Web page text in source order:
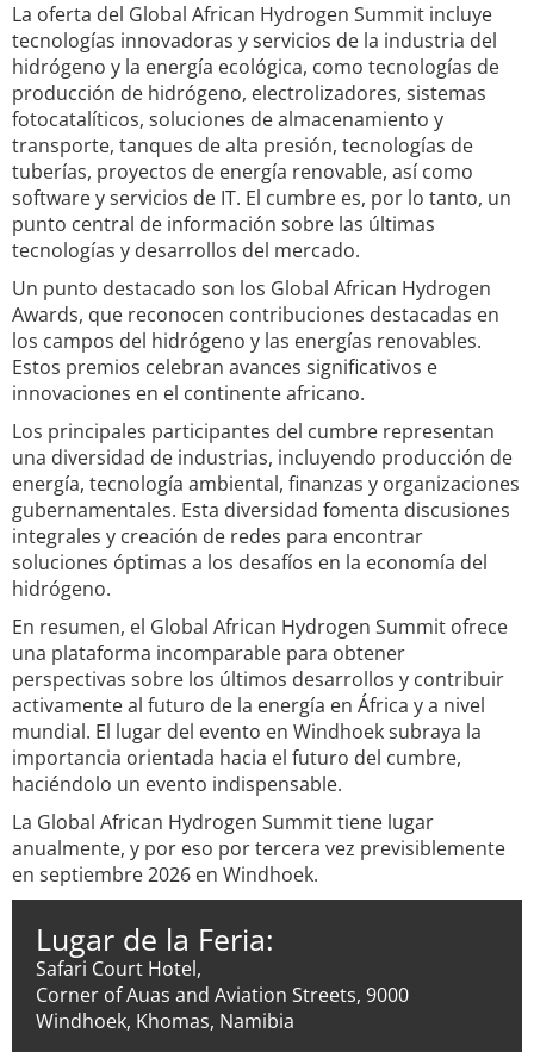
La oferta del Global African Hydrogen Summit incluye
tecnologías innovadoras y servicios de la industria del
hidrógeno y la energía ecológica, como tecnologías de
producción de hidrógeno, electrolizadores, sistemas
fotocatalíticos, soluciones de almacenamiento y
transporte, tanques de alta presión, tecnologías de
tuberías, proyectos de energía renovable, así como
software y servicios de IT. El cumbre es, por lo tanto, un
punto central de información sobre las últimas
tecnologías y desarrollos del mercado.
Un punto destacado son los Global African Hydrogen
Awards, que reconocen contribuciones destacadas en
los campos del hidrógeno y las energías renovables.
Estos premios celebran avances significativos e
innovaciones en el continente africano.
Los principales participantes del cumbre representan
una diversidad de industrias, incluyendo producción de
energía, tecnología ambiental, finanzas y organizaciones
gubernamentales. Esta diversidad fomenta discusiones
integrales y creación de redes para encontrar
soluciones óptimas a los desafíos en la economía del
hidrógeno.
En resumen, el Global African Hydrogen Summit ofrece
una plataforma incomparable para obtener
perspectivas sobre los últimos desarrollos y contribuir
activamente al futuro de la energía en África y a nivel
mundial. El lugar del evento en Windhoek subraya la
importancia orientada hacia el futuro del cumbre,
haciéndolo un evento indispensable.
La Global African Hydrogen Summit tiene lugar
anualmente, y por eso por tercera vez previsiblemente
en septiembre 2026 en Windhoek.
Lugar de la Feria:
Safari Court Hotel,
Corner of Auas and Aviation Streets, 9000
Windhoek, Khomas, Namibia